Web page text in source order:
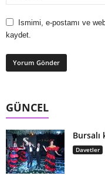
Ismimi, e-postamı ve
kaydet.
GÜNCEL
Bursalı
Davetler